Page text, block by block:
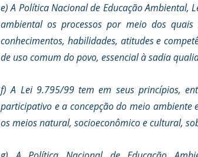
e) A Política Nacional de Educação Ambiental,
ambiental os processos por meio dos
conhecimentos, habilidades, atitudes e
de uso comum do povo, essencial à sadia
f) A Lei 9.795/99 tem em seus princípios,
participativo e a concepção do meio
os meios natural, socioeconômico e cultural,